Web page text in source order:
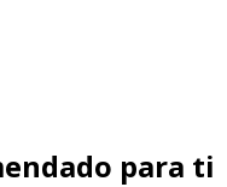
para ti